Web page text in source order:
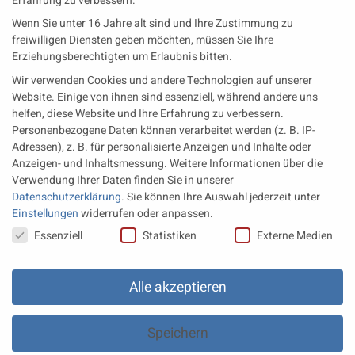
Neueste Beiträge
Wärme aus der Tiefe MTU heizt künftig mit Geothermie
MAN Engines bringt D3872 für die Stromversorgung im
Marinebereich
Eine neue Generation von Perkins Marinemotoren startet den
operativen Testbetrieb
Rechtliches
Impressum
Datenschutz
Datenschutz Einstellungen
Wenn Sie unter 16 Jahre alt sind und Ihre Zustimmung zu
freiwilligen Diensten geben möchten, müssen Sie Ihre
Erziehungsberechtigten um Erlaubnis bitten.
Wir verwenden Cookies und andere Technologien auf unserer
Website. Einige von ihnen sind essenziell, während andere uns
helfen, diese Website und Ihre Erfahrung zu verbessern.
Personenbezogene Daten können verarbeitet werden (z. B. IP-
Adressen), z. B. für personalisierte Anzeigen und Inhalte oder
Anzeigen- und Inhaltsmessung.Weitere Informationen über die
Verwendung Ihrer Daten finden Sie in unserer
Datenschutzerklärung.Sie können Ihre Auswahl jederzeit unter
Einstellungenwiderrufen oder anpassen.
Datenschutzeinstellungen
Essenziell Statistiken Externe Medien
Alle akzeptieren
Speichern